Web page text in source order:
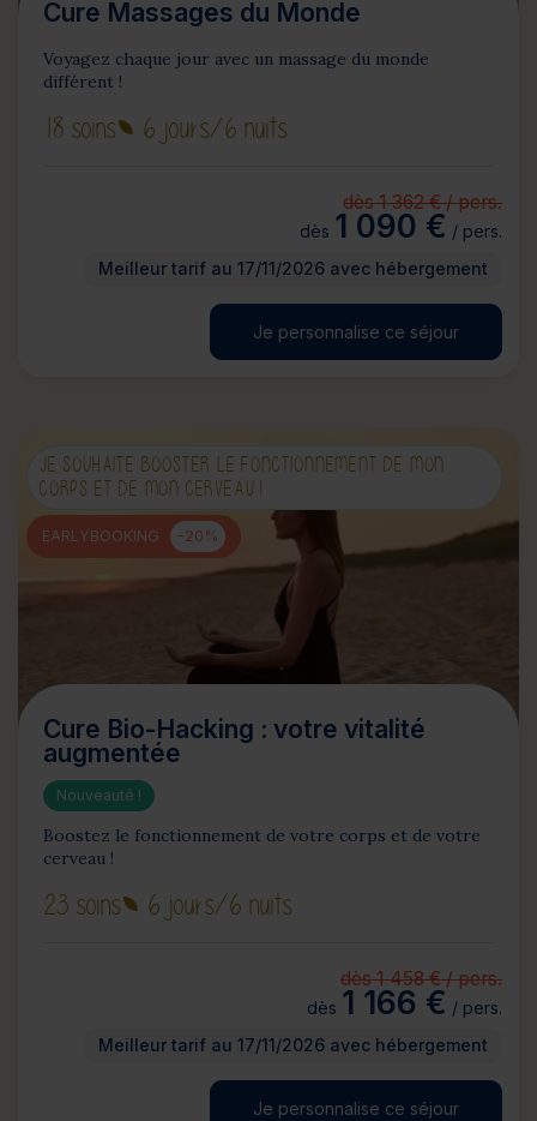
Cure Massages du Monde
Voyagez chaque jour avec un massage du monde
différent !
18 soins 6 jours/6 nuits
dès 1 362 € / pers.
dès 1 090 € / pers.
Meilleur tarif au 17/11/2026 avec hébergement
Je personnalise ce séjour
JE SOUHAITE BOOSTER LE FONCTIONNEMENT DE MON
CORPS ET DE MON CERVEAU !
EARLYBOOKING -20%
Cure Bio-Hacking : votre vitalité
augmentée
Nouveauté !
Boostez le fonctionnement de votre corps et de votre
cerveau !
23 soins 6 jours/6 nuits
dès 1 458 € / pers.
dès 1 166 € / pers.
Meilleur tarif au 17/11/2026 avec hébergement
Je personnalise ce séjour